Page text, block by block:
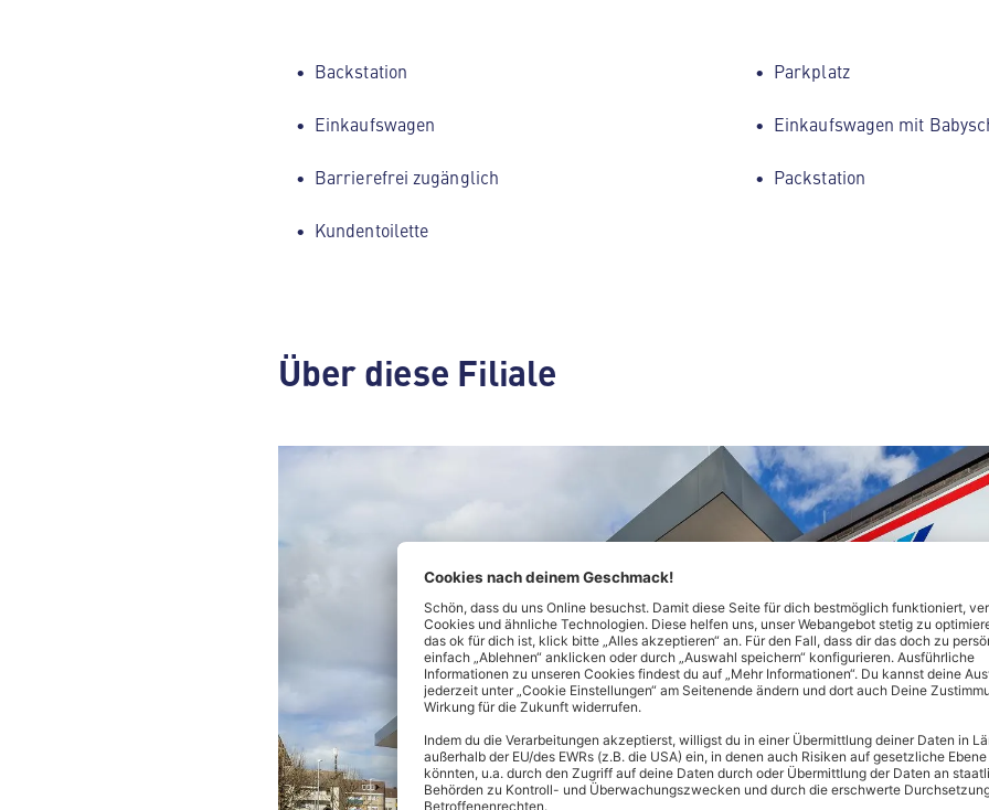
Backstation Parkplatz
Einkaufswagen Einkaufswagen mit
Barrierefrei zugänglich Packstation
Kundentoilette
Über diese Filiale